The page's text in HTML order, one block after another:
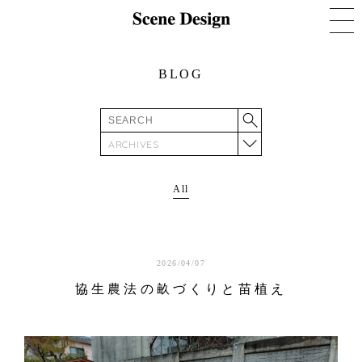
BLOG
ARCHIVES
All
2026/04/07
協生農法の畝づくりと苗植え